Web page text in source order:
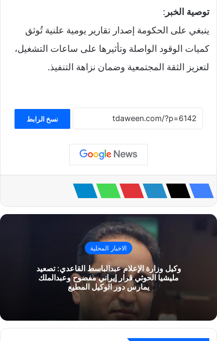
توصية الخبر :
ينبغي على الحكومة إصدار تقارير يومية علنية تُوثق
كميات الوقود الواصلة وتأثيرها على ساعات التشغيل،
لتعزيز الثقة المجتمعية وضمان نزاهة التنفيذ.
نسخ الرابط
الاخبار المحلية
وكيل وزارة الإعلام عبدالباسط القاعدي: تصعيد
مليشيا الحوثي قرار إيراني مفضوح وعبدالملك
يمارس دور الوكيل المطيع